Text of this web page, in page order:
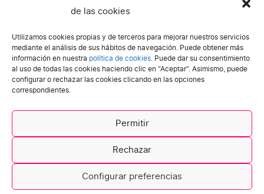
de las cookies
Utilizamos cookies propias y de terceros para mejorar nuestros servicios
mediante el análisis de sus hábitos de navegación. Puede obtener más
información en nuestra política de cookies . Puede dar su consentimiento
al uso de todas las cookies haciendo clic en “Aceptar”. Asimismo, puede
configurar o rechazar las cookies clicando en las opciones
correspondientes.
Permitir
Rechazar
Configurar preferencias
Ibermedia Next. Todos los derechos reservados.
Política de privacidad